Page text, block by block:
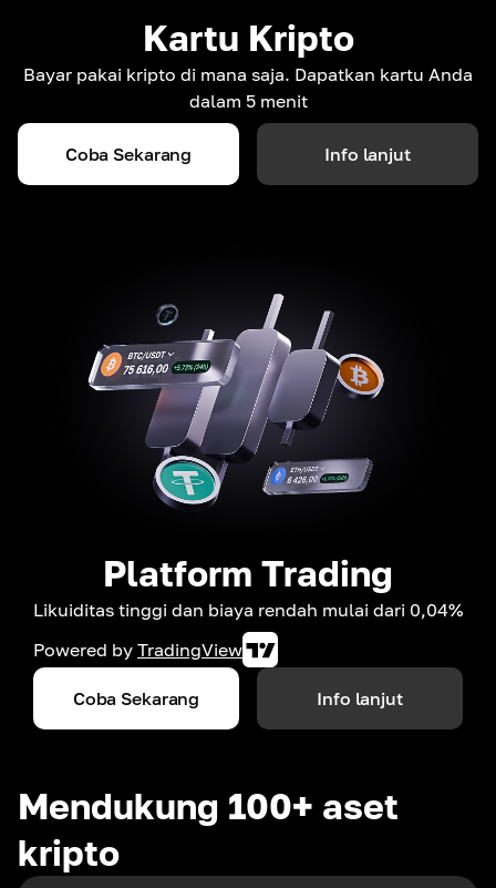
Kartu Kripto
Bayar pakai kripto di mana saja. Dapatkan kartu Anda
dalam 5 menit
Coba Sekarang Info lanjut
Platform Trading
Likuiditas tinggi dan biaya rendah mulai dari 0,04%
Powered by TradingView
Coba Sekarang Info lanjut
Mendukung 100+ aset
kripto